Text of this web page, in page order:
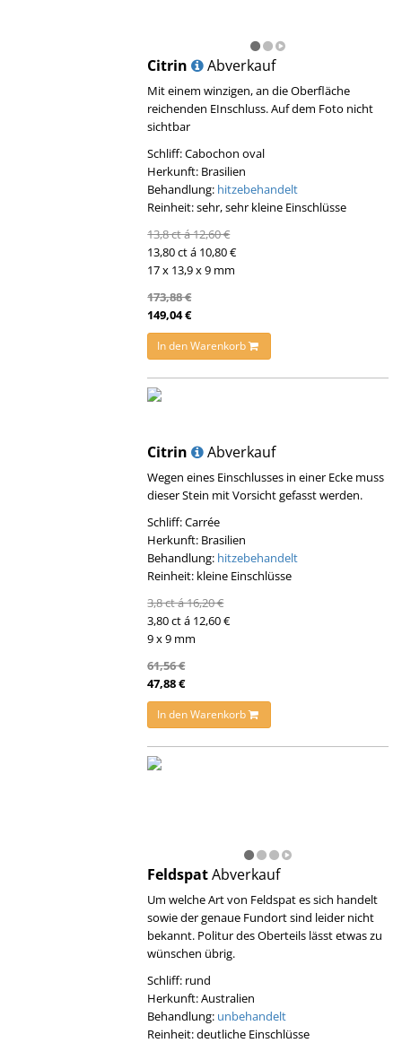
Citrin Abverkauf
Mit einem winzigen, an die Oberfläche
reichenden EInschluss. Auf dem Foto nicht
sichtbar
Schliff: Cabochon oval
Herkunft: Brasilien
Behandlung: hitzebehandelt
Reinheit: sehr, sehr kleine Einschlüsse
13,8 ct á 12,60 €
13,80 ct á 10,80 €
17 x 13,9 x 9 mm
173,88 €
149,04 €
In den Warenkorb
Citrin Abverkauf
Wegen eines Einschlusses in einer Ecke muss
dieser Stein mit Vorsicht gefasst werden.
Schliff: Carrée
Herkunft: Brasilien
Behandlung: hitzebehandelt
Reinheit: kleine Einschlüsse
3,8 ct á 16,20 €
3,80 ct á 12,60 €
9 x 9 mm
61,56 €
47,88 €
In den Warenkorb
FeldspatAbverkauf
Um welche Art von Feldspat es sich handelt
sowie der genaue Fundort sind leider nicht
bekannt. Politur des Oberteils lässt etwas zu
wünschen übrig.
Schliff: rund
Herkunft: Australien
Behandlung: unbehandelt
Reinheit: deutliche Einschlüsse